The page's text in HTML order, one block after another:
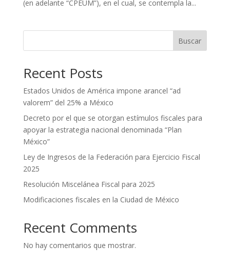
(en adelante “CPEUM”), en el cual, se contempla la...
Buscar
Recent Posts
Estados Unidos de América impone arancel “ad
valorem” del 25% a México
Decreto por el que se otorgan estímulos fiscales para
apoyar la estrategia nacional denominada “Plan
México”
Ley de Ingresos de la Federación para Ejercicio Fiscal
2025
Resolución Miscelánea Fiscal para 2025
Modificaciones fiscales en la Ciudad de México
Recent Comments
No hay comentarios que mostrar.